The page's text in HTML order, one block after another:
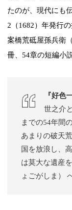
たのが、現代にも
2（1682）年発行
案橋荒砥屋孫兵衛
冊、54章の短編小
『好色
世之介
までの54年間
あまりの破天
国を放浪し、
は莫大な遺産
ょごがしま）